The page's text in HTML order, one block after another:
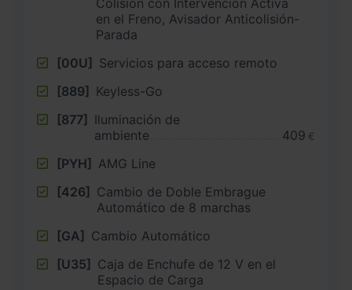
Colisión con Intervención Activa
en el Freno, Avisador Anticolisión-
Parada
[00U] Servicios para acceso remoto
[889] Keyless-Go
[877] Iluminación de
ambiente
409 €
[PYH] AMG Line
[426] Cambio de Doble Embrague
Automático de 8 marchas
[GA] Cambio Automático
[U35] Caja de Enchufe de 12 V en el
Espacio de Carga